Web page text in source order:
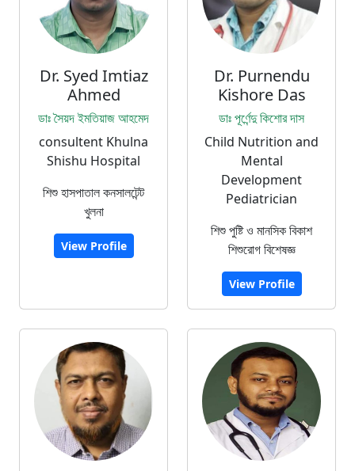
Dr. Syed Imtiaz
Ahmed
ডাঃ সৈয়দ ইমতিয়াজ আহমেদ
consultent Khulna
Shishu Hospital
শিশু হাসপাতাল কনসালটেন্ট
খুলনা
View Profile
Dr. Purnendu
Kishore Das
ডাঃ পূর্ণেন্দু কিশোর দাস
Child Nutrition and
Mental
Development
Pediatrician
শিশু পুষ্টি ও মানসিক বিকাশ
শিশুরোগ বিশেষজ্ঞ
View Profile